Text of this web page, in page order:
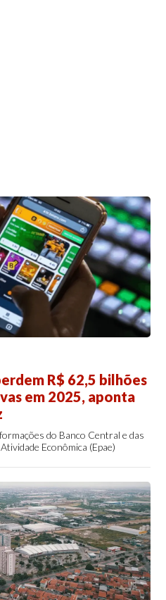
R$ 62,5 bilhões
em 2025, aponta
do Banco Central e das
Econômica (Epae)